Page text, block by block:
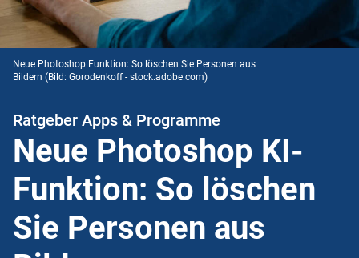
Neue Photoshop Funktion: So löschen Sie Personen aus
Bildern (Bild: Gorodenkoff - stock.adobe.com)
Ratgeber Apps & Programme
Neue Photoshop KI-
Funktion: So löschen
Sie Personen aus